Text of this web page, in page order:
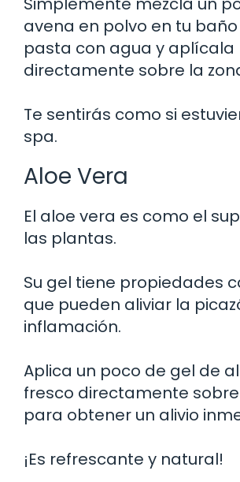
avena en polvo en tu baño
pasta con agua y aplícala
directamente sobre la
Te sentirás como si
spa.
Aloe Vera
El aloe vera es como el
las plantas.
Su gel tiene propiedades
que pueden aliviar la
inflamación.
Aplica un poco de gel de
fresco directamente
para obtener un alivio
¡Es refrescante y natural!